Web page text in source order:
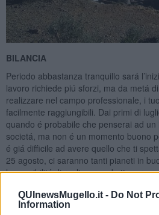
QUInewsMugello.it - Do Not
Information
BILANCIA
Periodo abbastanza tranquillo sará
lavoro richiede piú sforzi, ma da metá
realizzare nel campo professionale, i
facilmente raggiungibili. Dai primi di
quando é probabile che penserai ad
societá, ma non é un momento buono
é giá difficile ad avere quello che ti
25 agosto, ci saranno tanti pianeti in
la possibilitá di realizzare ed ottenere
minimo sforzo. A livello sentimentale,
una famiglia o un partner. Se sei
metá luglio avrai piú probabilitá per